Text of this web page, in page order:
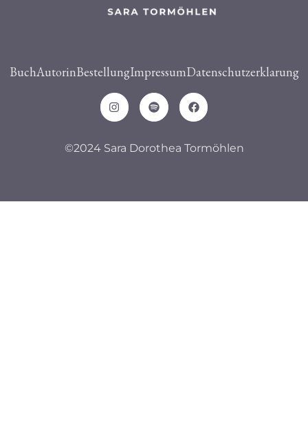
BuchAutorinBestellungImpressumDatenschutzerklarung
©2024 Sara Dorothea Tormöhlen